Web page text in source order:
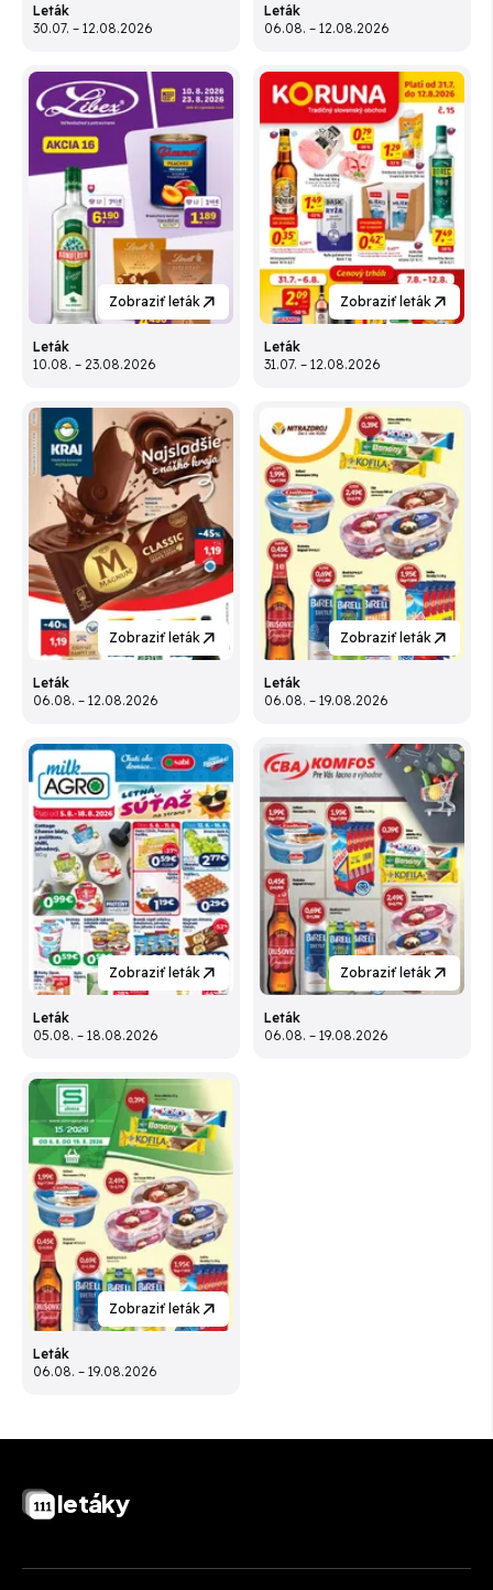
Leták
30.07. – 12.08.2026
Leták
06.08. – 12.08.2026
Zobraziť leták
Leták
10.08. – 23.08.2026
Zobraziť leták
Leták
31.07. – 12.08.2026
Zobraziť leták
Leták
06.08. – 12.08.2026
Zobraziť leták
Leták
06.08. – 19.08.2026
Zobraziť leták
Leták
05.08. – 18.08.2026
Zobraziť leták
Leták
06.08. – 19.08.2026
Zobraziť leták
Leták
06.08. – 19.08.2026
letáky